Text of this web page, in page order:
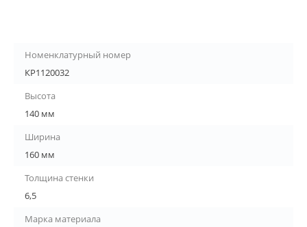
Номенклатурный номер
КР1120032
Высота
140 мм
Ширина
160 мм
Толщина стенки
6,5
Марка материала